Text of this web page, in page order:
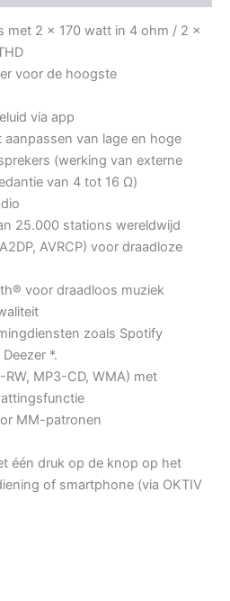
met 2 x 170 watt in 4 ohm / 2 x
voor de hoogste
via app
van lage en hoge
(werking van externe
van 4 tot 16 Ω)
25.000 stations wereldwijd
AVRCP) voor draadloze
voor draadloos muziek
zoals Spotify
*.
MP3-CD, WMA) met
MM-patronen
één druk op de knop op het
of smartphone (via OKTIV